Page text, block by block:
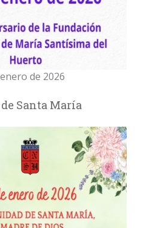
de 2026
Santa María